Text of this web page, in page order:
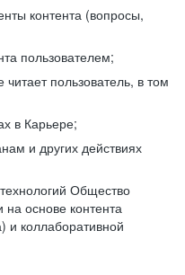
контента (вопросы,
пользователем;
пользователь, в том
в Карьере;
и других действиях
Общество
основе контента
и коллаборативной